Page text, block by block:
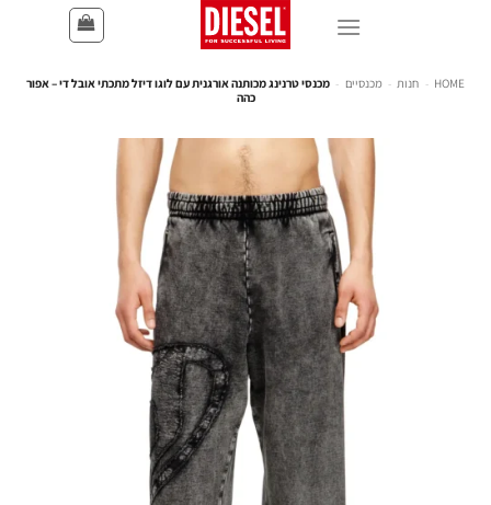
HOME
- חנות - מכנסיים - מכנסי טרנינג מכותנה אורגנית עם לוגו דיזל מתכתי אובל די – אפור
כהה